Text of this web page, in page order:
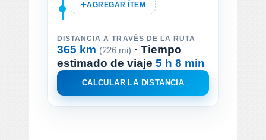
AGREGAR ÍTEM
DISTANCIA A TRAVÉS DE LA RUTA
365 km (226 mi) · Tiempo
estimado de viaje 5 h 8 min
CALCULAR LA DISTANCIA